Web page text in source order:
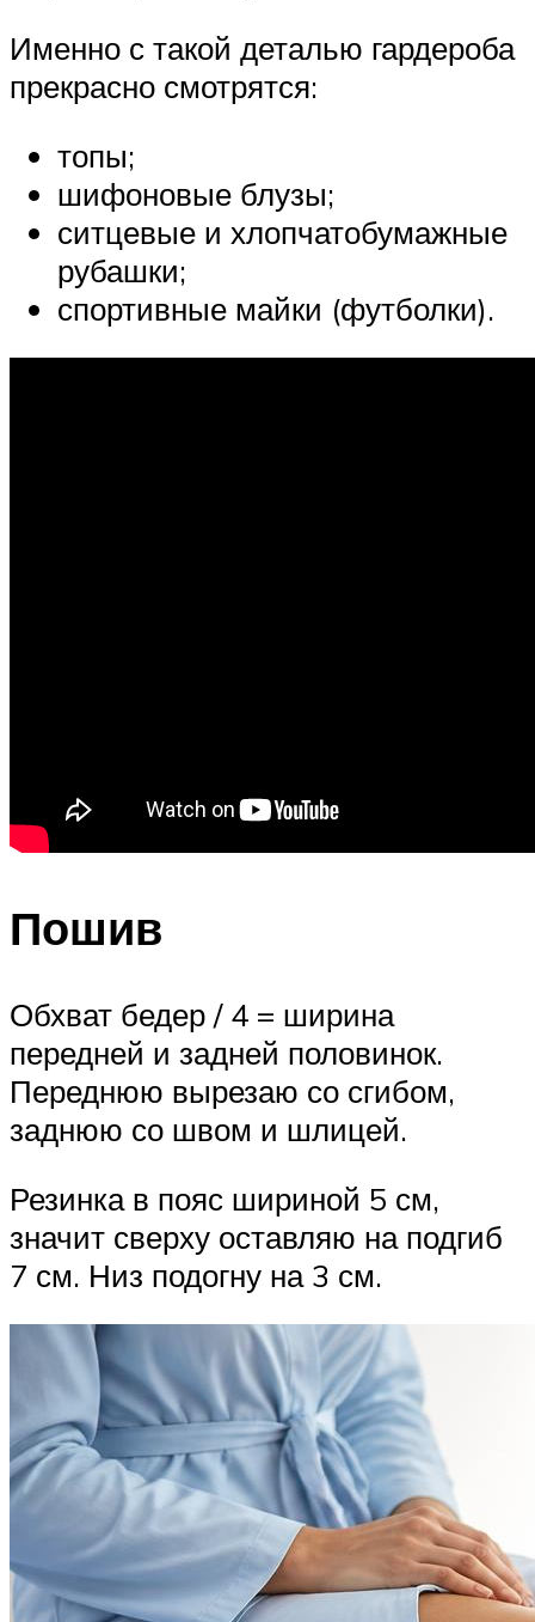
Именно с такой деталью гардероба
прекрасно смотрятся:
топы;
шифоновые блузы;
ситцевые и хлопчатобумажные
рубашки;
спортивные майки (футболки).
Пошив
Обхват бедер / 4 = ширина
передней и задней половинок.
Переднюю вырезаю со сгибом,
заднюю со швом и шлицей.
Резинка в пояс шириной 5 см,
значит сверху оставляю на подгиб
7 см. Низ подогну на 3 см.